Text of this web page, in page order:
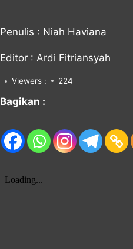
Penulis : Niah Haviana
Editor : Ardi Fitriansyah
Viewers : 224
Bagikan :